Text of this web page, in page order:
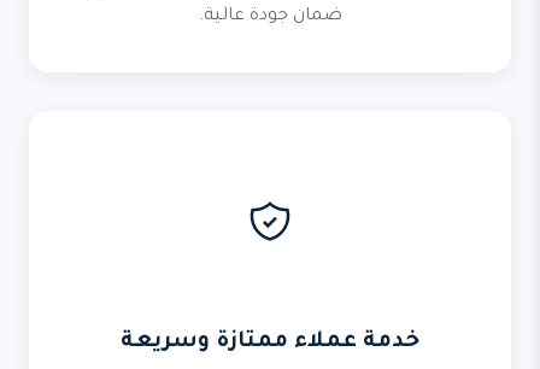
ضمان جودة عالية.
خدمة عملاء ممتازة وسريعة